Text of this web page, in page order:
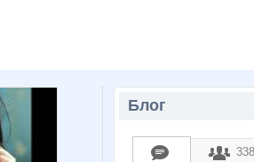
Блог